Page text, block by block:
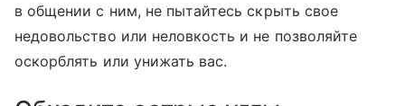
в общении с ним, не пытайтесь скрыть свое
недовольство или неловкость и не позволяйте
оскорблять или унижать вас.